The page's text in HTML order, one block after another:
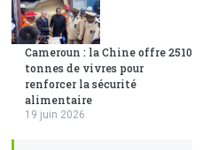
Cameroun : la Chine offre 2510
tonnes de vivres pour
renforcer la sécurité
alimentaire
19 juin 2026